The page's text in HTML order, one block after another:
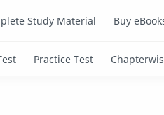
Study Material Buy